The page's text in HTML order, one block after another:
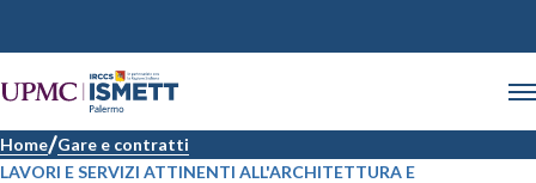
Home Gare e contratti
LAVORI E SERVIZI ATTINENTI ALL'ARCHITETTURA E